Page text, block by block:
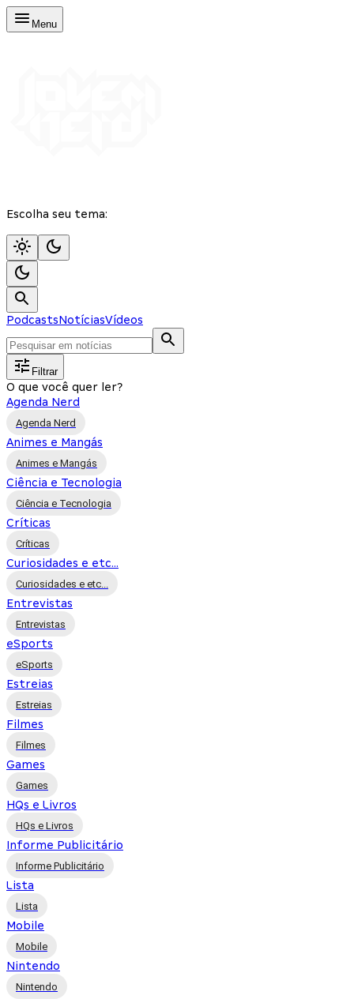
Menu
Escolha seu tema:
PodcastsNotíciasVídeos
Filtrar
O que você quer ler?
Agenda Nerd
Agenda Nerd
Animes e Mangás
Animes e Mangás
Ciência e Tecnologia
Ciência e Tecnologia
Críticas
Críticas
Curiosidades e etc...
Curiosidades e etc...
Entrevistas
Entrevistas
eSports
eSports
Estreias
Estreias
Filmes
Filmes
Games
Games
HQs e Livros
HQs e Livros
Informe Publicitário
Informe Publicitário
Lista
Lista
Mobile
Mobile
Nintendo
Nintendo